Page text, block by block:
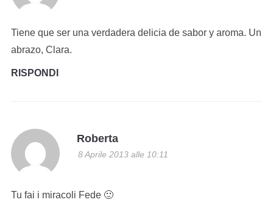
Tiene que ser una verdadera delicia de sabor y aroma. Un
abrazo, Clara.
RISPONDI
Roberta
8 Aprile 2013 alle 10:11
Tu fai i miracoli Fede 🙂